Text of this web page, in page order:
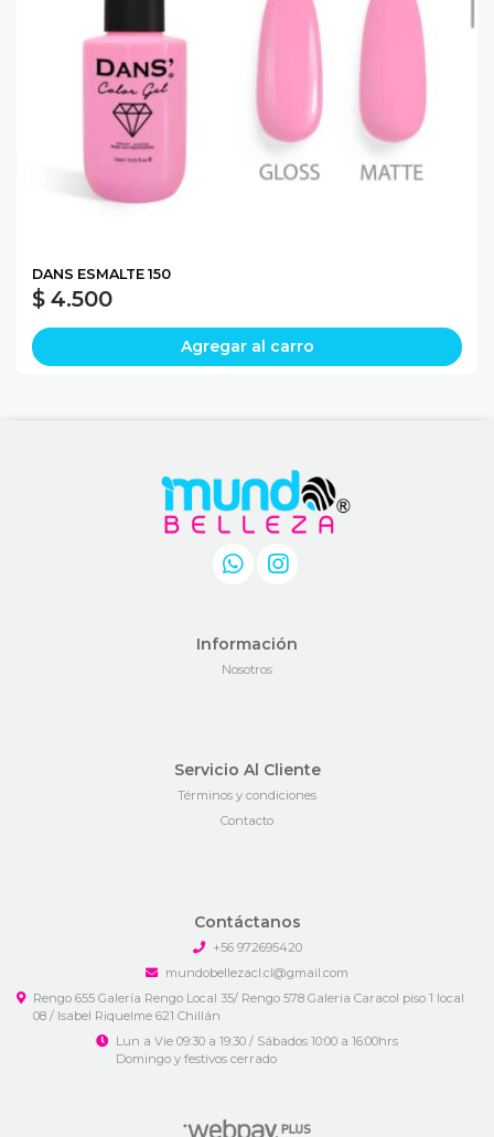
DANS ESMALTE 150
$ 4.500
Agregar al carro
Información
Nosotros
Servicio Al Cliente
Términos y condiciones
Contacto
Contáctanos
+56 972695420
mundobellezacl.cl@gmail.com
Rengo 655 Galería Rengo Local 35/ Rengo 578 Galeria Caracol piso 1 local
08 / Isabel Riquelme 621 Chillán
Lun a Vie 09:30 a 19:30 / Sábados 10:00 a 16:00hrs
Domingo y festivos cerrado